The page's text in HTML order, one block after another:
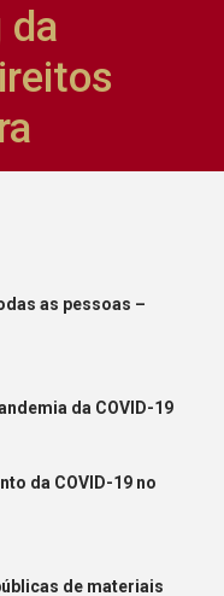
da
as pessoas –
da COVID-19
da COVID-19 no
de materiais